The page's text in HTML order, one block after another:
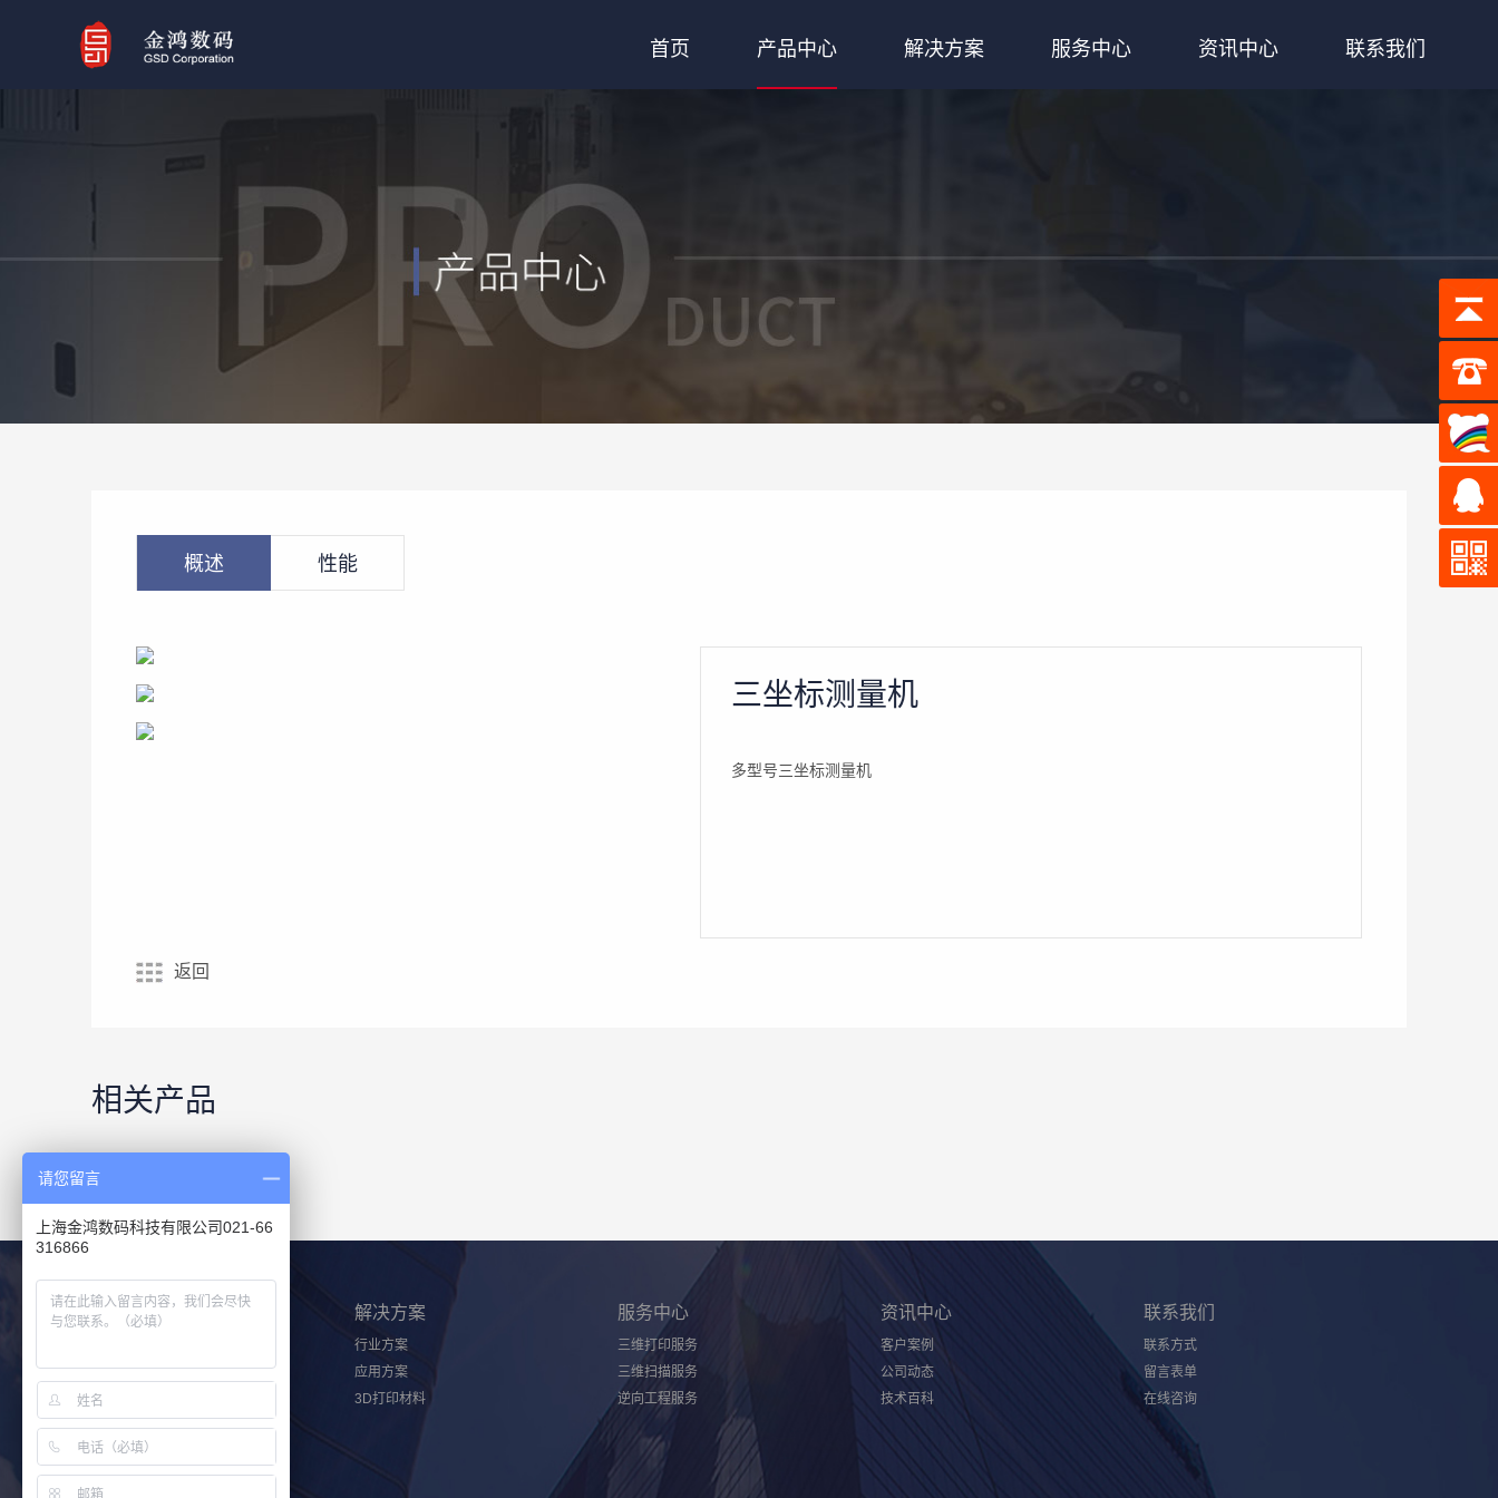
首页 产品中心 解决方案 服务中心 资讯中心 联系我们
概述 性能
三坐标测量机
多型号三坐标测量机
返回
相关产品
产品中心
FDM 3D打印机
医疗行业3D打印机
三维扫描仪
SAF 3D打印机
P3 光聚合技术
解决方案
行业方案
应用方案
3D打印材料
服务中心
三维打印服务
三维扫描服务
逆向工程服务
资讯中心
客户案例
公司动态
技术百科
联系我们
联系方式
留言表单
在线咨询
请您留言
上海金鸿数码科技有限公司021-66
316866